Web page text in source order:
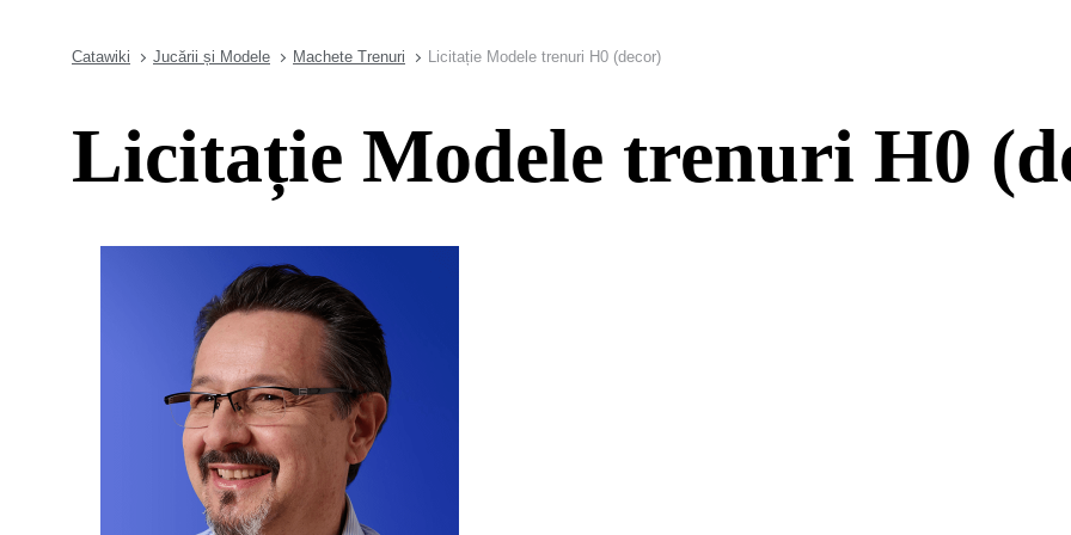
Catawiki Jucării și Modele Machete Trenuri Licitație Modele trenuri H0 (decor)
Licitație Modele trenuri H0